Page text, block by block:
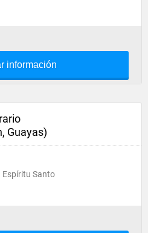
información
Guayas)
Espíritu Santo